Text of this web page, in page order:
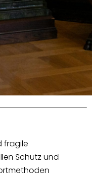
fragile
Schutz und